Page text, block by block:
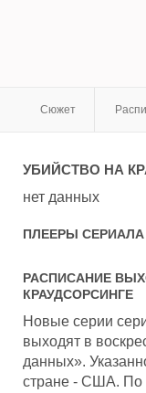
Сюжет
УБИЙСТВО НА
нет данных
ПЛЕЕРЫ СЕРИАЛА
РАСПИСАНИЕ
КРАУДСОРСИНГЕ
Новые серии
выходят в
данных».
стране - США. По